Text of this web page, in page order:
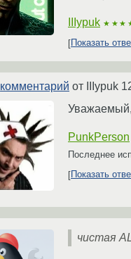
IIIypuk
Показать
комментарий от IIIypuk
Уважаемый,
PunkPerson
Последнее
Показать
чистая